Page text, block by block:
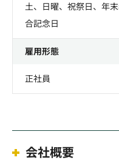
土、日曜、祝祭日、年
合記念日
雇用形態
正社員
会社概要